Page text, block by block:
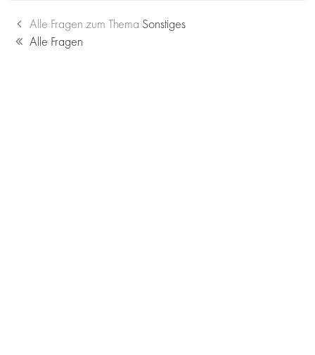
Alle Fragen zum Thema Sonstiges
Alle Fragen